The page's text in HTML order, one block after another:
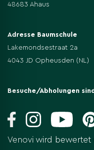
48683 Ahaus
Adresse Baumschule
Lakemondsestraat 2a
4043 JD Opheusden (NL)
Besuche/Abholungen
Venovi wird bewertet